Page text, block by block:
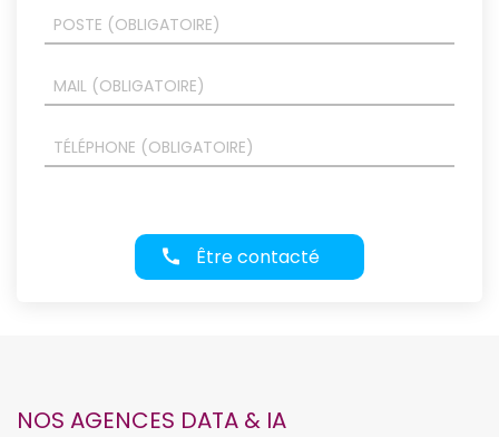
Être contacté
NOS AGENCES DATA & IA